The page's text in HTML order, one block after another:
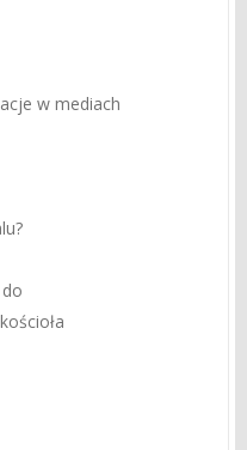
w mediach